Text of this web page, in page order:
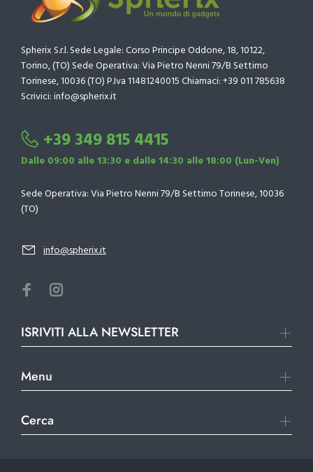
Spherix S.r.l. Sede Legale: Corso Principe Oddone, 18, 10122,
Torino, (TO) Sede Operativa: Via Pietro Nenni 79/B Settimo
Torinese, 10036 (TO) P.Iva 11481240015 Chiamaci: +39 011 785638
Scrivici: info@spherix.it
+39 349 815 4415
Dalle 09:00 alle 13:30 e dalle 14:30 alle 18:00 (Lun-Ven)
Sede Operativa: Via Pietro Nenni 79/B Settimo Torinese, 10036
(TO)
info@spherix.it
ISRIVITI ALLA NEWSLETTER
Menu
Cerca